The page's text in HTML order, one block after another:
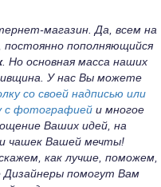
магазин. Да, всем на
пополняющийся
. Но основная масса наших
У нас Вы можете
со своей надписью или
с фотографиейи многое
Ваших идей, на
чашек Вашей мечты!
как лучше, поможем,
помогут Вам